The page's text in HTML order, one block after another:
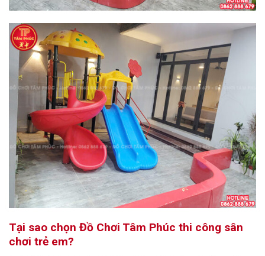
Tại sao chọn Đồ Chơi Tâm Phúc thi công sân
chơi trẻ em?